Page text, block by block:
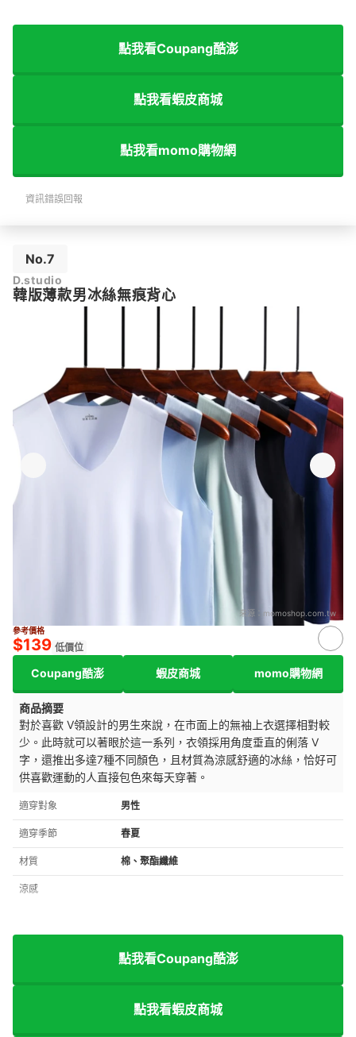
點我看Coupang酷澎
點我看蝦皮商城
點我看momo購物網
資訊錯誤回報
No.7
D.studio
韓版薄款男冰絲無痕背心
來源： momoshop.com.tw
參考價格
$139 低價位
Coupang酷澎 蝦皮商城 momo購物網
商品摘要
對於喜歡 V領設計的男生來說，在市面上的無袖上衣選擇相對較
少。此時就可以著眼於這一系列，衣領採用角度垂直的俐落 V
字，還推出多達7種不同顏色，且材質為涼感舒適的冰絲，恰好可
供喜歡運動的人直接包色來每天穿著。
適穿對象 男性
適穿季節 春夏
材質 棉、聚酯纖維
涼感
點我看Coupang酷澎
點我看蝦皮商城